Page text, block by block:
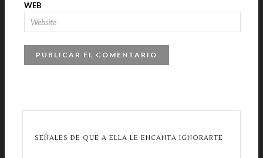
WEB
SEÑALES DE QUE A ELLA LE ENCANTA IGNORARTE